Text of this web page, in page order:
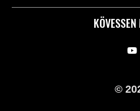
Hasznos linkek
©